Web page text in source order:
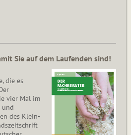
Sie auf dem Laufenden sind!
die es
vier Mal im
und
des Klein­